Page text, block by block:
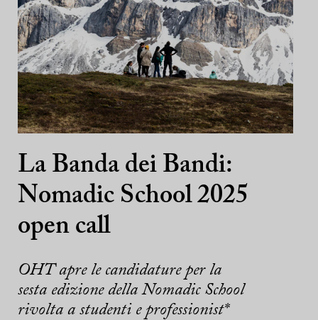
La Banda dei Bandi:
Nomadic School 2025
open call
OHT apre le candidature per la
sesta edizione della Nomadic School
rivolta a studenti e professionist*